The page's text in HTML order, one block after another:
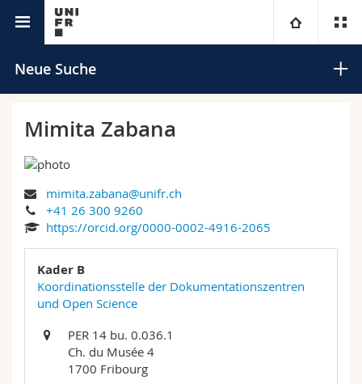
Universität
Campus
Forschung
Weiterbildung
Rechtswissenschaftliche Fak.
Philosophische Fak.
Fak. für Erziehungs- und Bildungswissenschaften
Math.-Nat. und Med. Fak.
Informationen für
Studieninteressierte
Medien
Forschende
Mitarbeitende
Ressourcen
Ortsplan
Bibliotheken
Webmail
Neue Suche
Suchen
Mimita Zabana
mimita.zabana@unifr.ch
+41 26 300 9260
https://orcid.org/0000-0002-4916-2065
Kader B
Koordinationsstelle der Dokumentationszentren
und Open Science
PER 14 bu. 0.036.1
Ch. du Musée 4
1700 Fribourg